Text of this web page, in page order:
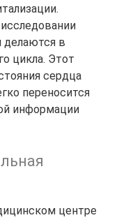
делаются в
цикла. Этот
сердца
переносится
информации
центре